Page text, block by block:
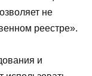
не
реестре».
и